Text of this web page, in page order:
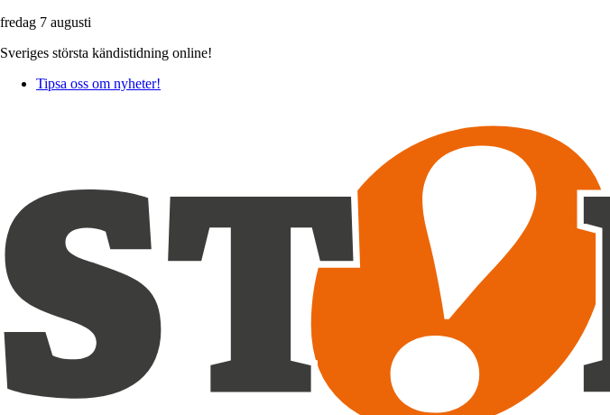
fredag 7 augusti
Sveriges största kändistidning online!
Tipsa oss om nyheter!